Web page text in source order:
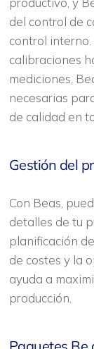
del control de
control
calibraciones
mediciones,
necesarias
de calidad en
Gestión del
Con Beas,
detalles de tu
planificación
de costes y la
ayuda a
producción.